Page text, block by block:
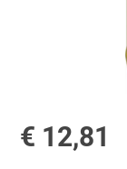
€ 12,81